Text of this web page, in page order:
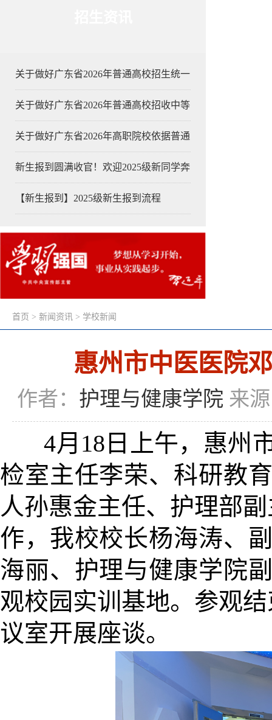
关于做好广东省2026年普通高校招生统一
关于做好广东省2026年普通高校招收中等
关于做好广东省2026年高职院校依据普通
新生报到圆满收官！欢迎2025级新同学奔
【新生报到】2025级新生报到流程
首页 > 新闻资讯 > 学校新闻
惠州市中医医院
作者： 护理与健康学院 来
4月18日上午，惠州
检室主任李荣、科研教
人孙惠金主任、护理部
作，我校校长杨海涛、
海丽、护理与健康学院
观校园实训基地。参观
议室开展座谈。